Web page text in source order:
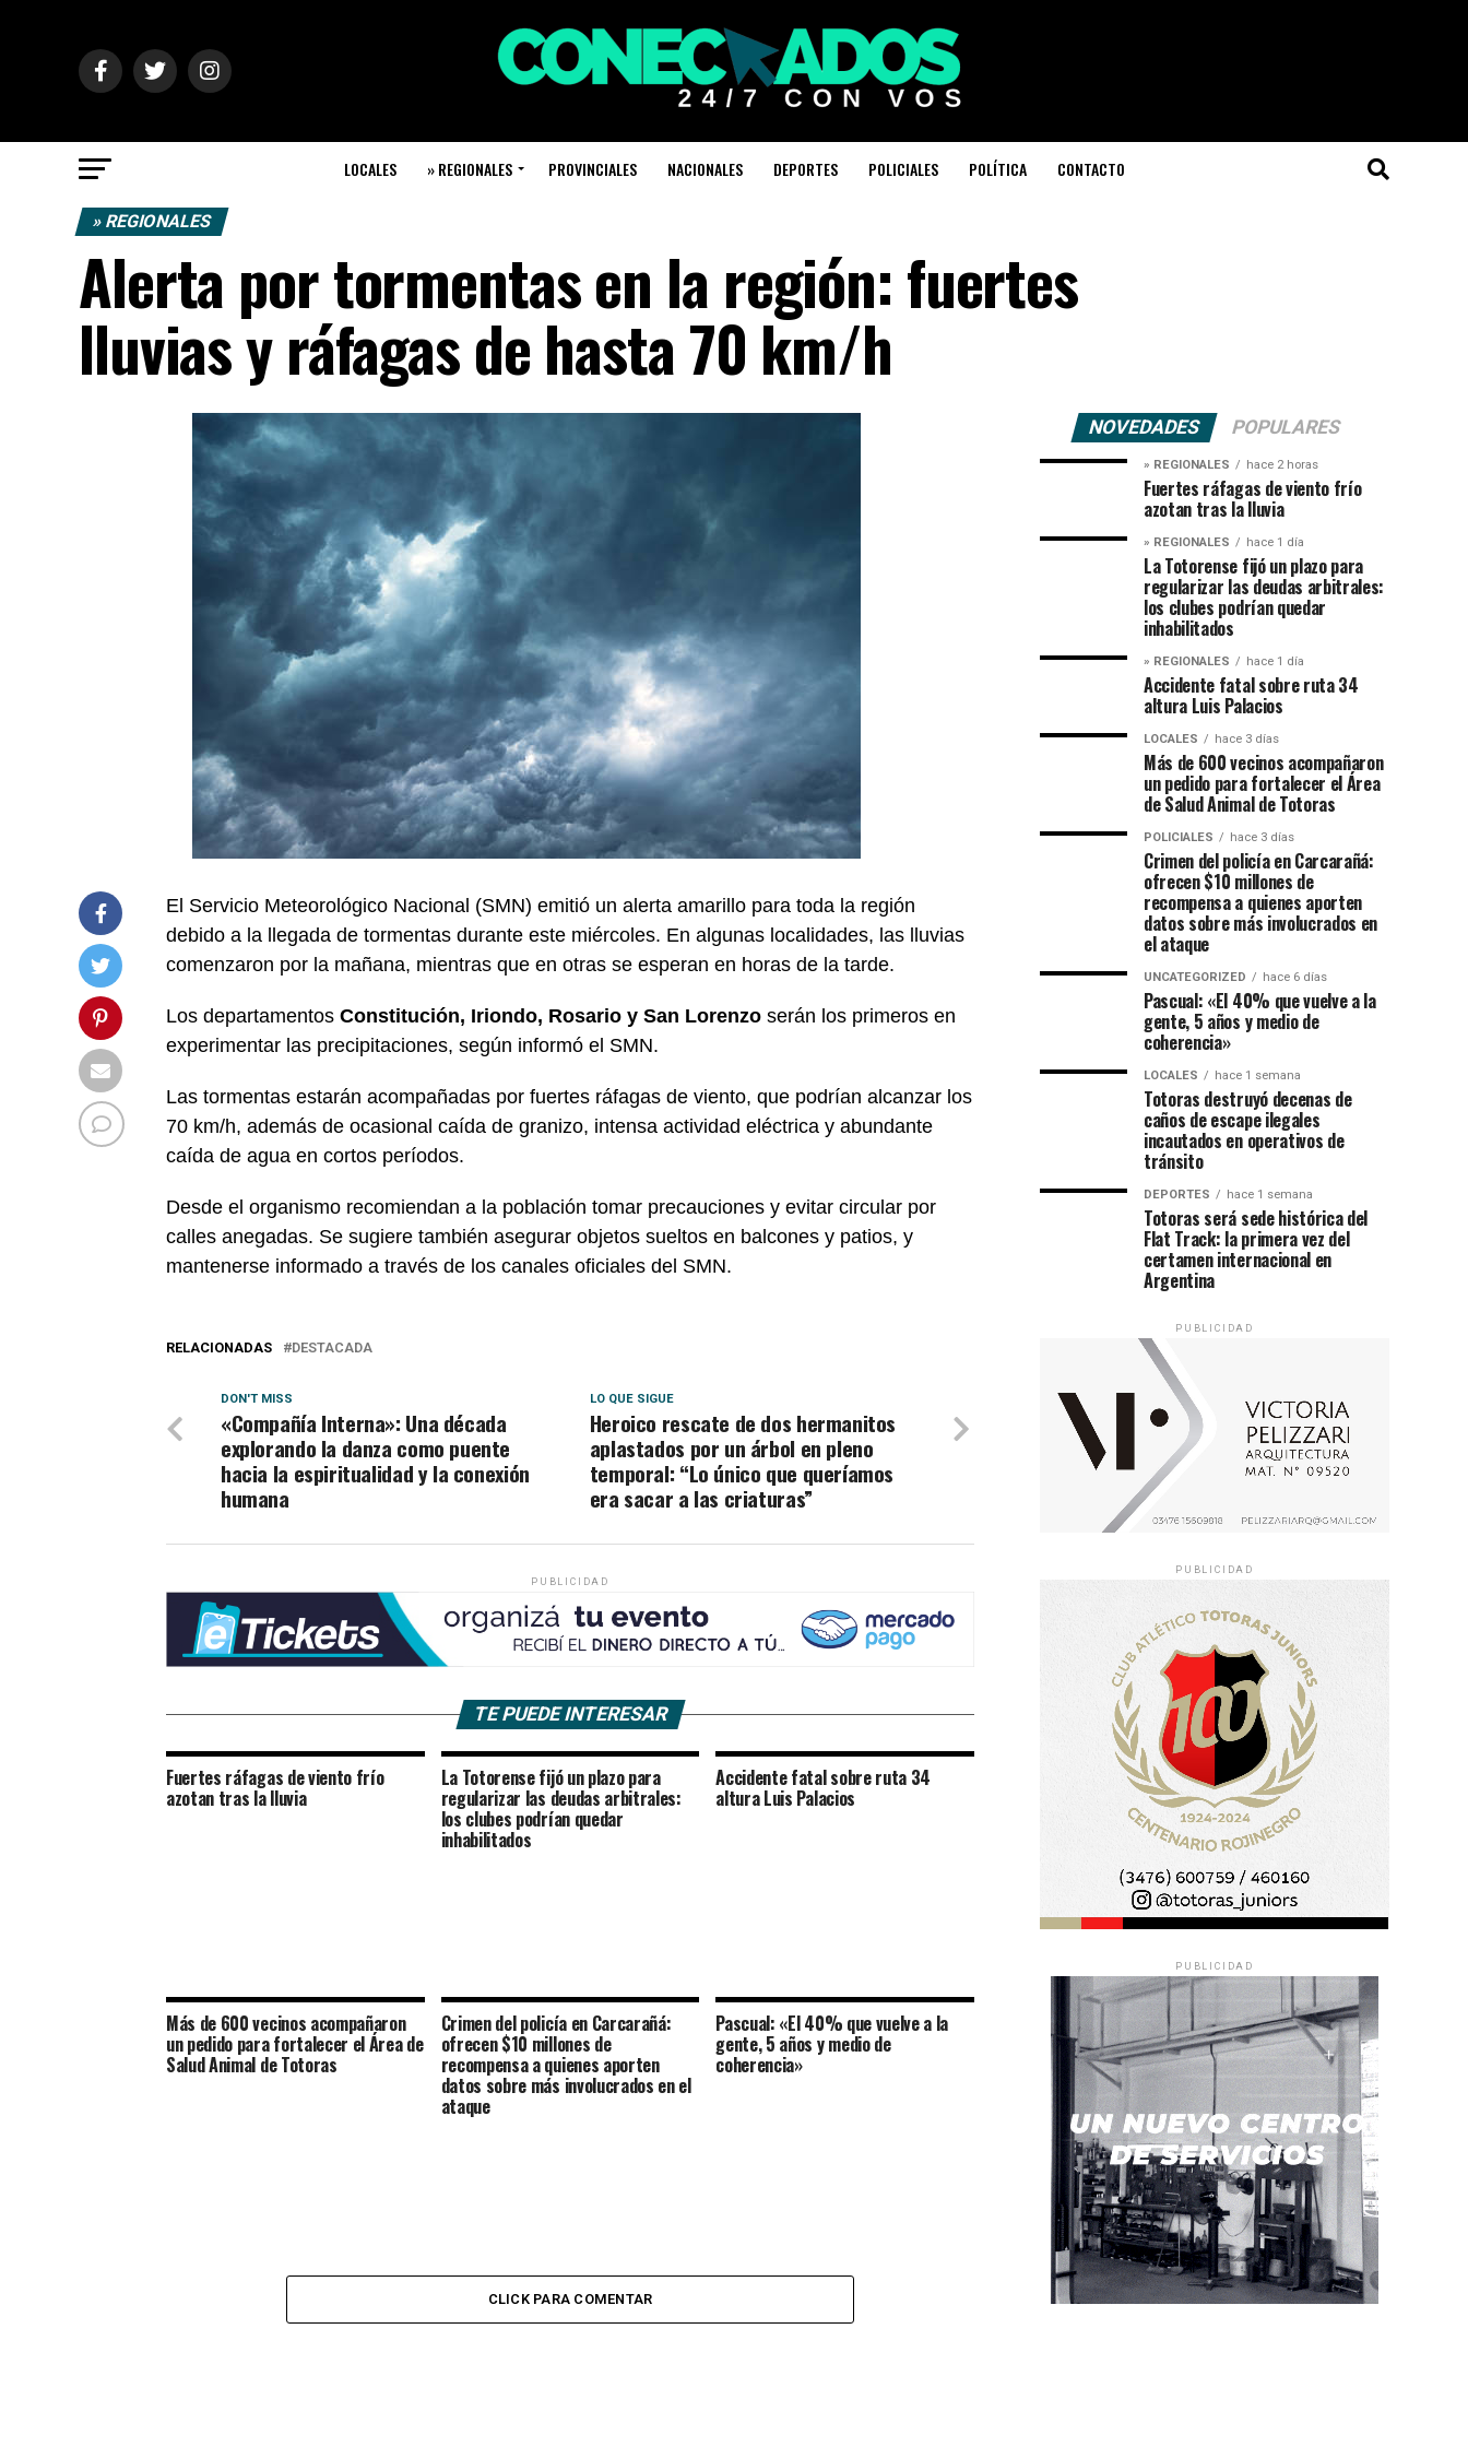
LOCALES » REGIONALES PROVINCIALES NACIONALES DEPORTES POLICIALES POLÍTICA CONTACTO
» REGIONALES
Alerta por tormentas en la región: fuertes
lluvias y ráfagas de hasta 70 km/h
El Servicio Meteorológico Nacional (SMN) emitió un alerta amarillo para toda la región
debido a la llegada de tormentas durante este miércoles. En algunas localidades, las lluvias
comenzaron por la mañana, mientras que en otras se esperan en horas de la tarde.
Los departamentos Constitución, Iriondo, Rosario y San Lorenzo serán los primeros en
experimentar las precipitaciones, según informó el SMN.
Las tormentas estarán acompañadas por fuertes ráfagas de viento, que podrían alcanzar los
70 km/h, además de ocasional caída de granizo, intensa actividad eléctrica y abundante
caída de agua en cortos períodos.
Desde el organismo recomiendan a la población tomar precauciones y evitar circular por
calles anegadas. Se sugiere también asegurar objetos sueltos en balcones y patios, y
mantenerse informado a través de los canales oficiales del SMN.
RELACIONADAS DESTACADA
LO QUE SIGUE
Heroico rescate de dos hermanitos
aplastados por un árbol en pleno
temporal: “Lo único que queríamos
era sacar a las criaturas”
DON'T MISS
«Compañía Interna»: Una década
explorando la danza como puente
hacia la espiritualidad y la conexión
humana
PUBLICIDAD
TE PUEDE INTERESAR
Fuertes ráfagas de viento frío
azotan tras la lluvia
La Totorense fijó un plazo para
regularizar las deudas arbitrales:
los clubes podrían quedar
inhabilitados
Accidente fatal sobre ruta 34
altura Luis Palacios
Más de 600 vecinos acompañaron
un pedido para fortalecer el Área de
Salud Animal de Totoras
Crimen del policía en Carcarañá:
ofrecen $10 millones de
recompensa a quienes aporten
datos sobre más involucrados en el
ataque
Pascual: «El 40% que vuelve a la
gente, 5 años y medio de
coherencia»
CLICK PARA COMENTAR
NOVEDADES POPULARES
» REGIONALES hace 2 horas
Fuertes ráfagas de viento frío
azotan tras la lluvia
» REGIONALES hace 1 día
La Totorense fijó un plazo para
regularizar las deudas arbitrales:
los clubes podrían quedar
inhabilitados
» REGIONALES hace 1 día
Accidente fatal sobre ruta 34
altura Luis Palacios
LOCALES hace 3 días
Más de 600 vecinos acompañaron
un pedido para fortalecer el Área
de Salud Animal de Totoras
POLICIALES hace 3 días
Crimen del policía en Carcarañá:
ofrecen $10 millones de
recompensa a quienes aporten
datos sobre más involucrados en
el ataque
UNCATEGORIZED hace 6 días
Pascual: «El 40% que vuelve a la
gente, 5 años y medio de
coherencia»
LOCALES hace 1 semana
Totoras destruyó decenas de
caños de escape ilegales
incautados en operativos de
tránsito
DEPORTES hace 1 semana
Totoras será sede histórica del
Flat Track: la primera vez del
certamen internacional en
Argentina
PUBLICIDAD
PUBLICIDAD
PUBLICIDAD